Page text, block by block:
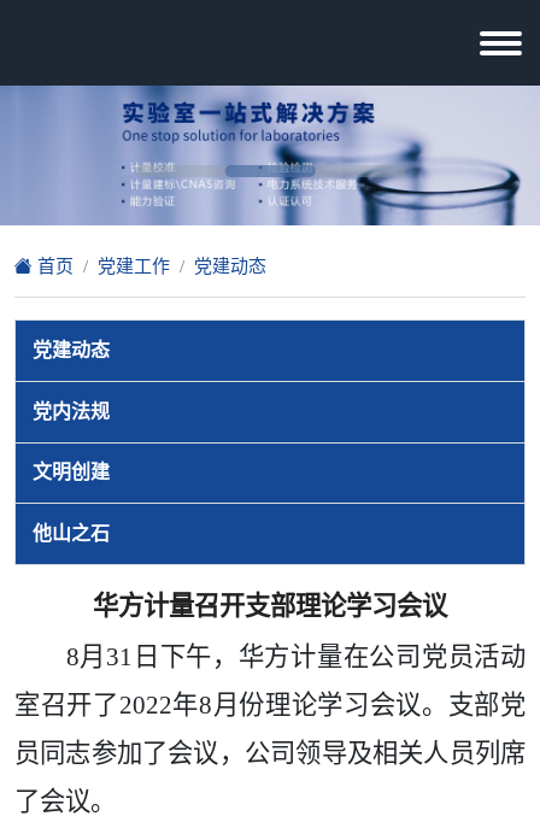
首页 党建工作 党建动态
党建动态
党内法规
文明创建
他山之石
华方计量召开支部理论学习会议
8月 31 日 下午， 华方计量在公司党员活动
室召开了2022年8月份理论学习会议。支部党
员同志参加了会议，公司领导及相关人员列席
了会议。